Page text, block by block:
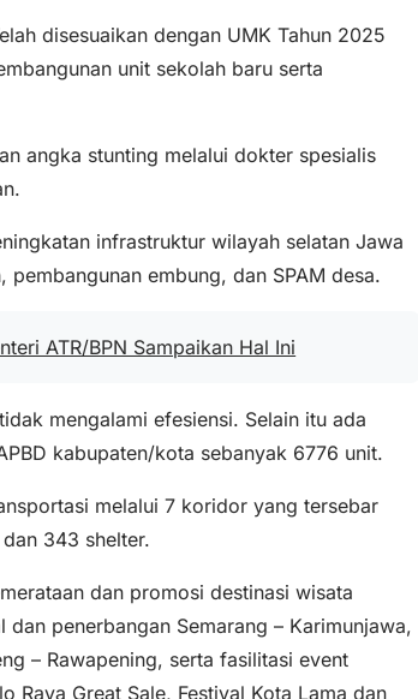
disesuaikan dengan UMK Tahun 2025
unit sekolah baru serta
angka stunting melalui dokter spesialis
infrastruktur wilayah selatan Jawa
embung, dan SPAM desa.
ATR/BPN Sampaikan Hal Ini
mengalami efesiensi. Selain itu ada
kabupaten/kota sebanyak 6776 unit.
melalui 7 koridor yang tersebar
343 shelter.
dan promosi destinasi wisata
penerbangan Semarang – Karimunjawa,
– Rawapening, serta fasilitasi event
Raya Great Sale, Festival Kota Lama dan